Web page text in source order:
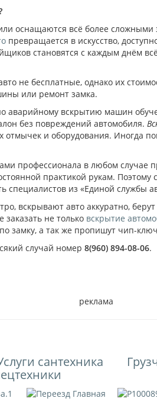
оснащаются всё более
превращается в искусство,
становятся с каждым днём
не бесплатные, однако их
или ремонт замка.
аварийному вскрытию машин
без повреждений автомобиля.
и оборудования. Иногда
профессионала в любом случае
практикой рукам. Поэтому
специалистов из «Единой службы
вскрывают авто аккуратно, берут
не только вскрытие
замку, а так же пропишут чип-
случай номер8(960) 894-08-06.
реклама
сантехника